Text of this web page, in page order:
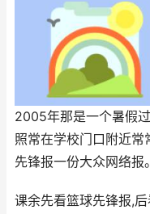
2005年那是一个暑假
照常在学校门口附近
先锋报一份大众网络报。
课余先看篮球先锋报,